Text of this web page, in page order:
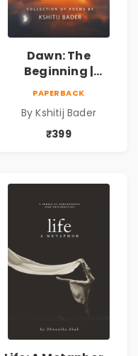
Dawn: The
Beginning |
Philosophical
Poems by Kshitij
PAPERBACK
By Kshitij Bader
₹399